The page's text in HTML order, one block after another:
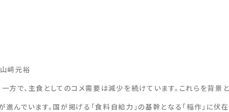
﨑元裕
で、主食としてのコメ需要は減少を続けています。これらを背景
んでいます。国が掲げる「食料自給力」の基幹となる「稲作」に伏